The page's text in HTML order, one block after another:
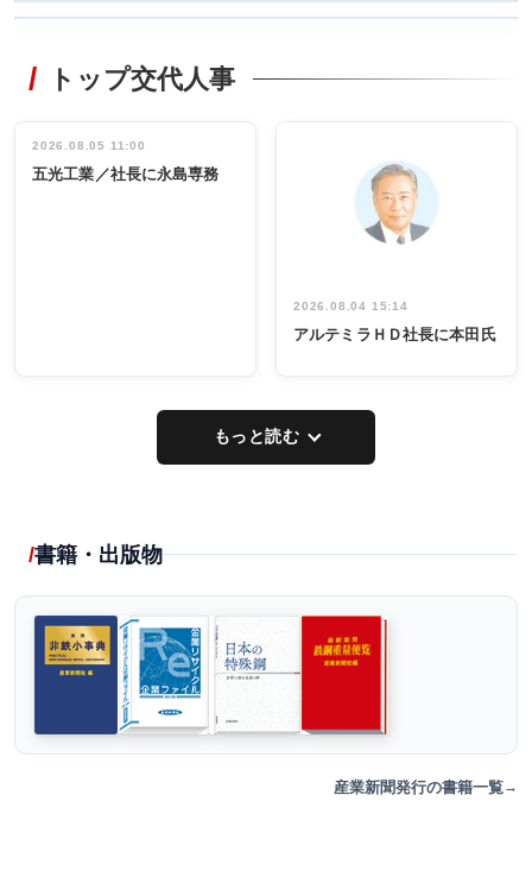
非鉄業界で
インタビュ
ー／社内ア
タックトレー
祝う 業界関
係者ら220人
出席
トップ交代人事
2026.08.05 11:00
五光工業／社長に永島専務
2026.08.04 15:14
アルテミラＨＤ社長に本田氏
もっと読む
書籍・出版物
産業新聞発行の書籍一覧